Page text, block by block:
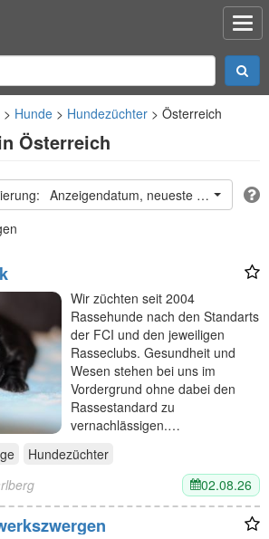
Hunde Hundezüchter Österreich
Österreich
Anzeigendatum, neueste oben
Wir züchten seit 2004
Rassehunde nach den Standarts
der FCI und den jeweiligen
Rasseclubs. Gesundheit und
Wesen stehen bei uns im
Vordergrund ohne dabei den
Rassestandard zu
vernachlässigen.…
Hundezüchter
02.08.26